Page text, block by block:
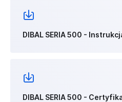
DIBAL SERIA 500 -
DIBAL SERIA 500 -